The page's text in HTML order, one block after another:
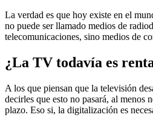
La verdad es que hoy existe en el
no puede ser llamado medios de
telecomunicaciones, sino medios de
¿La TV todavía es
A los que piensan que la televisión
decirles que esto no pasará, al menos
plazo. Eso si, la digitalización es